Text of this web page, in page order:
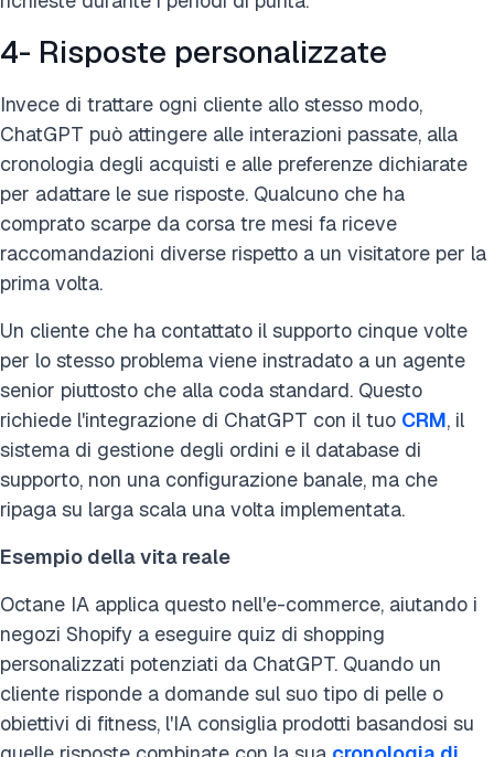
4- Risposte personalizzate
Invece di trattare ogni cliente allo stesso modo,
ChatGPT può attingere alle interazioni passate, alla
cronologia degli acquisti e alle preferenze dichiarate
per adattare le sue risposte. Qualcuno che ha
comprato scarpe da corsa tre mesi fa riceve
raccomandazioni diverse rispetto a un visitatore per la
prima volta.
Un cliente che ha contattato il supporto cinque volte
per lo stesso problema viene instradato a un agente
senior piuttosto che alla coda standard. Questo
richiede l'integrazione di ChatGPT con il tuo CRM, il
sistema di gestione degli ordini e il database di
supporto, non una configurazione banale, ma che
ripaga su larga scala una volta implementata.
Esempio della vita reale
Octane IA applica questo nell'e-commerce, aiutando i
negozi Shopify a eseguire quiz di shopping
personalizzati potenziati da ChatGPT. Quando un
cliente risponde a domande sul suo tipo di pelle o
obiettivi di fitness, l'IA consiglia prodotti basandosi su